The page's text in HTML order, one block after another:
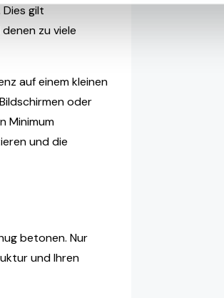
gilt
zu viele
auf einem kleinen
oder
Minimum
und die
betonen. Nur
und Ihren